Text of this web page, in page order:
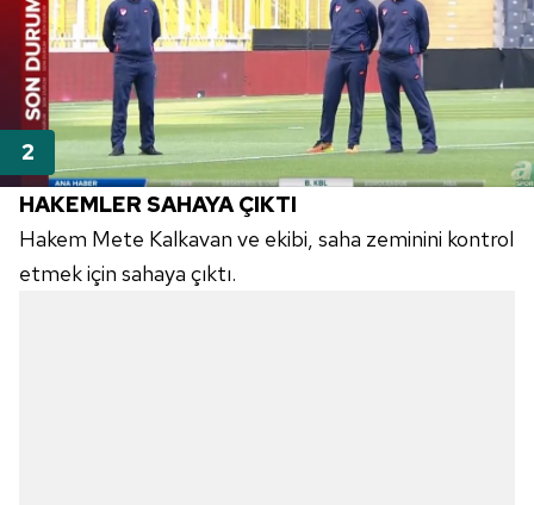
HAKEMLER SAHAYA ÇIKTI
Hakem Mete Kalkavan ve ekibi, saha zeminini kontrol
etmek için sahaya çıktı.